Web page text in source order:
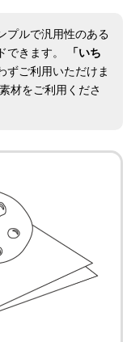
プルで汎用性のある
できます。
「いち
ずご利用いただけま
材をご利用くださ